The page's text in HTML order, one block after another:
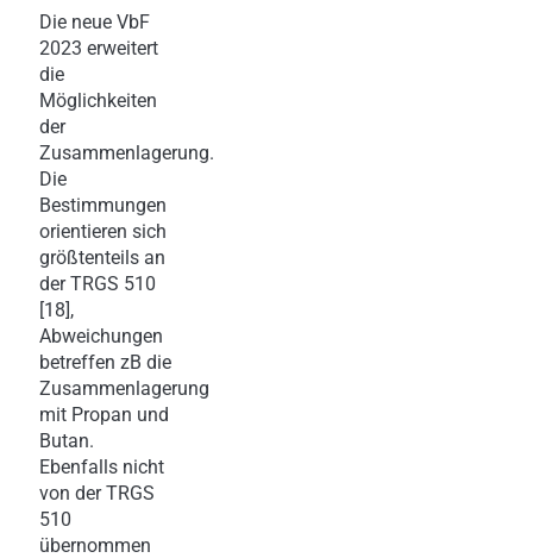
Die neue VbF
2023 erweitert
die
Möglichkeiten
der
Zusammenlagerung.
Die
Bestimmungen
orientieren sich
größtenteils an
der TRGS 510
[18],
Abweichungen
betreffen zB die
Zusammenlagerung
mit Propan und
Butan.
Ebenfalls nicht
von der TRGS
510
übernommen